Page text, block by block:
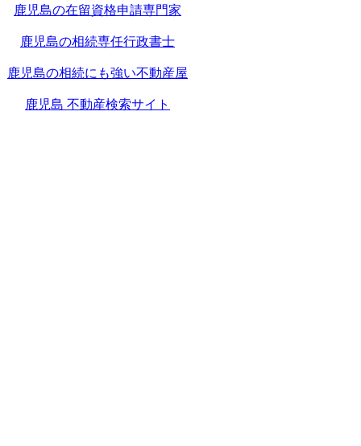
鹿児島の在留資格申請専門家
鹿児島の相続専任行政書士
鹿児島の相続にも強い不動産屋
鹿児島 不動産検索サイト